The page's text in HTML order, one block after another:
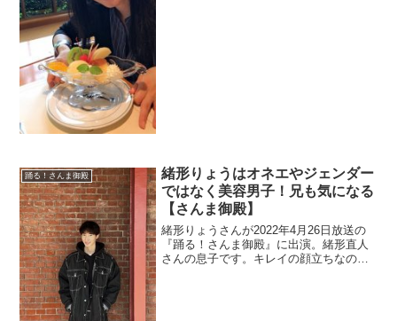
踊る！さんま御殿
緒形りょうはオネエやジェンダー
ではなく美容男子！兄も気になる
【さんま御殿】
緒形りょうさんが2022年4月26日放送の
『踊る！さんま御殿』に出演。緒形直人
さんの息子です。キレイの顔立ちなので